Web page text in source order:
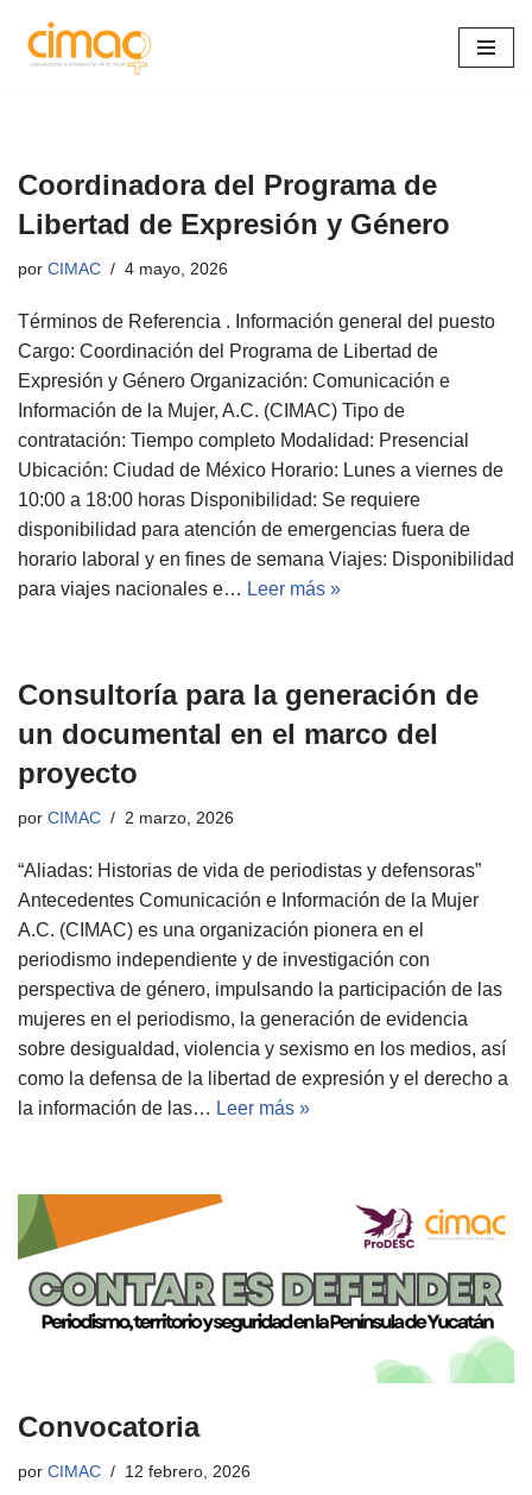
Saltar
Coordinadora del Programa de
Libertad de Expresión y Género
por CIMAC 4 mayo, 2026
Términos de Referencia . Información general del puesto
Cargo: Coordinación del Programa de Libertad de
Expresión y Género Organización: Comunicación e
Información de la Mujer, A.C. (CIMAC) Tipo de
contratación: Tiempo completo Modalidad: Presencial
Ubicación: Ciudad de México Horario: Lunes a viernes de
10:00 a 18:00 horas Disponibilidad: Se requiere
disponibilidad para atención de emergencias fuera de
horario laboral y en fines de semana Viajes: Disponibilidad
para viajes nacionales e… Leer más »
Consultoría para la generación de
un documental en el marco del
proyecto
por CIMAC 2 marzo, 2026
“Aliadas: Historias de vida de periodistas y defensoras”
Antecedentes Comunicación e Información de la Mujer
A.C. (CIMAC) es una organización pionera en el
periodismo independiente y de investigación con
perspectiva de género, impulsando la participación de las
mujeres en el periodismo, la generación de evidencia
sobre desigualdad, violencia y sexismo en los medios, así
como la defensa de la libertad de expresión y el derecho a
la información de las… Leer más »
Convocatoria
por CIMAC 12 febrero, 2026